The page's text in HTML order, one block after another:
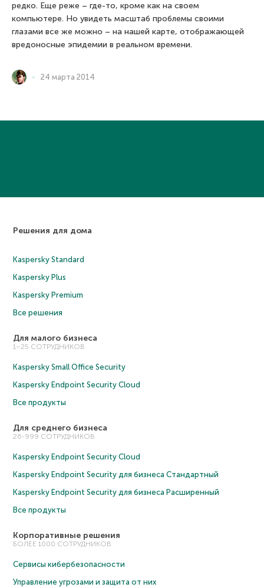
редко. Еще реже – где-то, кроме как на своем
компьютере. Но увидеть масштаб проблемы своими
глазами все же можно – на нашей карте, отображающей
вредоносные эпидемии в реальном времени.
24 марта 2014
Решения для дома
Kaspersky Standard
Kaspersky Plus
Kaspersky Premium
Все решения
Для малого бизнеса
1–25 СОТРУДНИКОВ
Kaspersky Small Office Security
Kaspersky Endpoint Security Cloud
Все продукты
Для среднего бизнеса
26-999 СОТРУДНИКОВ
Kaspersky Endpoint Security Cloud
Kaspersky Endpoint Security для бизнеса Cтандартный
Kaspersky Endpoint Security для бизнеса Расширенный
Все продукты
Корпоративные решения
БОЛЕЕ 1000 СОТРУДНИКОВ
Сервисы кибербезопасности
Управление угрозами и защита от них